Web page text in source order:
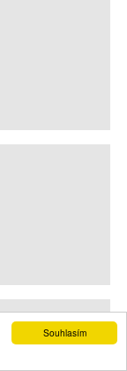
Souhlasím